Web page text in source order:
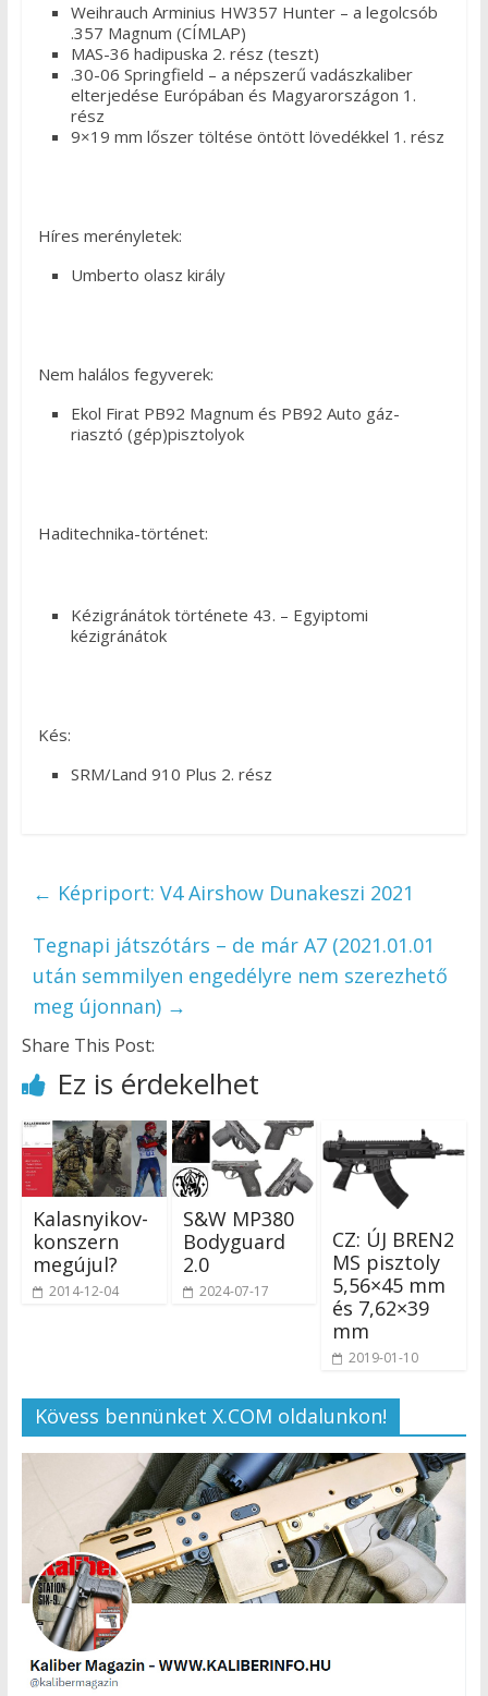
Weihrauch Arminius HW357 Hunter – a legolcsób
.357 Magnum (CÍMLAP)
MAS-36 hadipuska 2. rész (teszt)
.30-06 Springfield – a népszerű vadászkaliber
elterjedése Európában és Magyarországon 1.
rész
9×19 mm lőszer töltése öntött lövedékkel 1. rész
Híres merényletek:
Umberto olasz király
Nem halálos fegyverek:
Ekol Firat PB92 Magnum és PB92 Auto gáz-
riasztó (gép)pisztolyok
Haditechnika-történet:
Kézigránátok története 43. – Egyiptomi
kézigránátok
Kés:
SRM/Land 910 Plus 2. rész
← Képriport: V4 Airshow Dunakeszi 2021
Tegnapi játszótárs – de már A7 (2021.01.01
után semmilyen engedélyre nem szerezhető
meg újonnan) →
Share This Post:
Ez is érdekelhet
Kalasnyikov-
konszern
megújul?
2014-12-04
S&W MP380
Bodyguard
2.0
2024-07-17
CZ: ÚJ BREN2
MS pisztoly
5,56×45 mm
és 7,62×39
mm
2019-01-10
Kövess bennünket X.COM oldalunkon!